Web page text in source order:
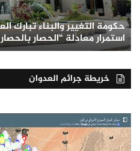
حكومة التغيير والبناء تبارك
استمرار معادلة “الحصار
خريطة جرائم العدوان